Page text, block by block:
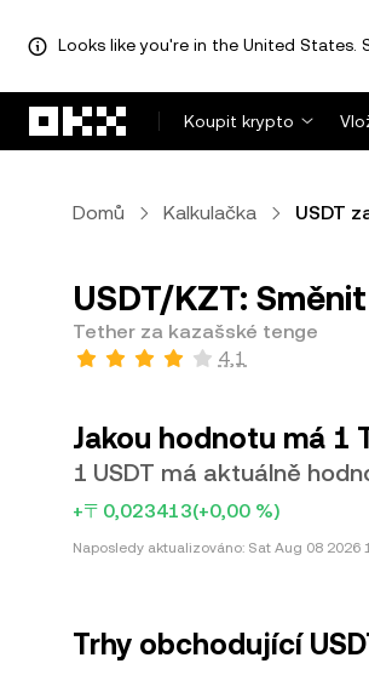
Looks like you're in the United
Koupit krypto
Domů Kalkulačka USDT
USDT/KZT:
Tether za kazašské tenge
4,1
Jakou hodnotu má 1
1 USDT má aktuálně
+〒0,023413(+0,00 %)
Naposledy aktualizováno: Sat Aug 08 2026
Trhy obchodující